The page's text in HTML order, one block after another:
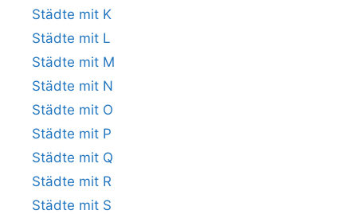
Städte mit K
Städte mit L
Städte mit M
Städte mit N
Städte mit O
Städte mit P
Städte mit Q
Städte mit R
Städte mit S